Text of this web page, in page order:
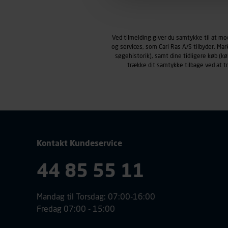
personoplysninger om
klikkes på, sider/indhold
smartphone mv.) samt de
Ved tilmelding giver du samtykke til at
og services, som Carl Ras A/S tilbyder.
søgehistorik), samt dine tidligere køb
trække dit samtykke tilbage ved at
Kontakt Kundeservice
44 85 55 11
Mandag til Torsdag: 07:00-16:00
Fredag 07:00 - 15:00